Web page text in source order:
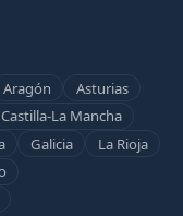
Aragón
Asturias
Castilla-La Mancha
Galicia
La Rioja